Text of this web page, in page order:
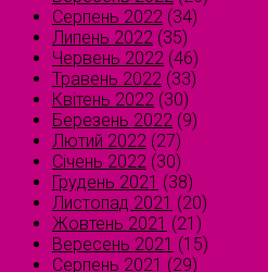
Серпень 2022 (34)
Липень 2022 (35)
Червень 2022 (46)
Травень 2022 (33)
Квітень 2022 (30)
Березень 2022 (9)
Лютий 2022 (27)
Січень 2022 (30)
Грудень 2021 (38)
Листопад 2021 (20)
Жовтень 2021 (21)
Вересень 2021 (15)
Серпень 2021 (29)